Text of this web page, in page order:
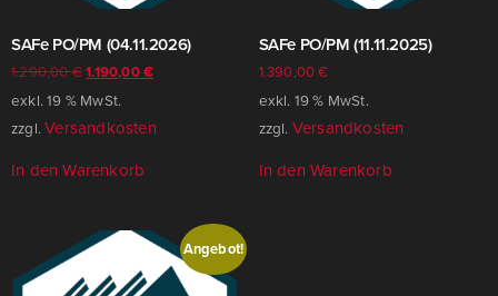
SAFe PO/​PM (04.11.2026)
1.290,00€1.190,00€
exkl. 19 % MwSt.
zzgl.Versandkosten
In den Warenkorb
SAFe PO/​PM (11.11.2025)
1.390,00€
exkl. 19 % MwSt.
zzgl. Versandkosten
In den Warenkorb
Angebot!